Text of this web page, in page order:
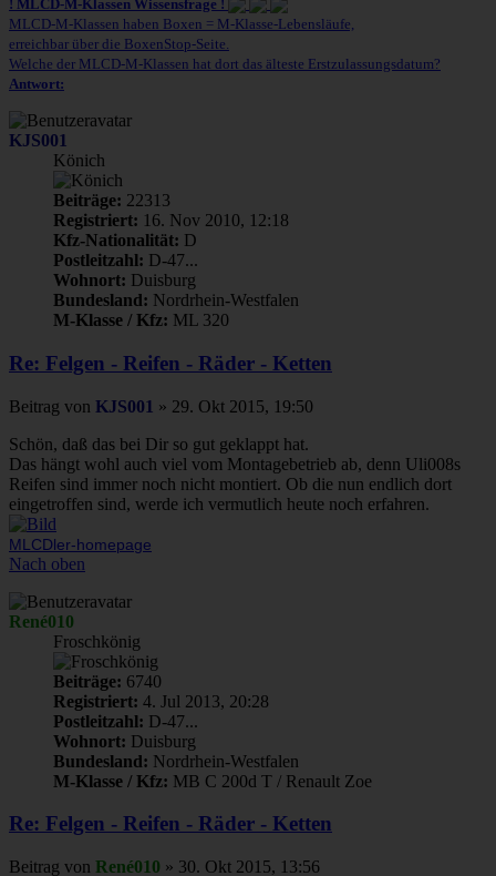
! MLCD-M-Klassen Wissensfrage !
MLCD-M-Klassen haben Boxen = M-Klasse-Lebensläufe,
erreichbar über die BoxenStop-Seite.
Welche der MLCD-M-Klassen hat dort das älteste Erstzulassungsdatum?
Antwort:
KJS001
Könich
Beiträge: 22313
Registriert: 16. Nov 2010, 12:18
Kfz-Nationalität: D
Postleitzahl: D-47...
Wohnort: Duisburg
Bundesland: Nordrhein-Westfalen
M-Klasse / Kfz: ML 320
Re: Felgen - Reifen - Räder - Ketten
Beitrag von KJS001 » 29. Okt 2015, 19:50
Schön, daß das bei Dir so gut geklappt hat.
Das hängt wohl auch viel vom Montagebetrieb ab, denn Uli008s
Reifen sind immer noch nicht montiert. Ob die nun endlich dort
eingetroffen sind, werde ich vermutlich heute noch erfahren.
MLCDler-homepage
Nach oben
René010
Froschkönig
Beiträge: 6740
Registriert: 4. Jul 2013, 20:28
Postleitzahl: D-47...
Wohnort: Duisburg
Bundesland: Nordrhein-Westfalen
M-Klasse / Kfz: MB C 200d T / Renault Zoe
Re: Felgen - Reifen - Räder - Ketten
Beitrag von René010 » 30. Okt 2015, 13:56